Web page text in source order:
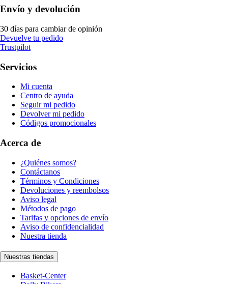
Envío y devolución
30 días para cambiar de opinión
Devuelve tu pedido
Trustpilot
Servicios
Mi cuenta
Centro de ayuda
Seguir mi pedido
Devolver mi pedido
Códigos promocionales
Acerca de
¿Quiénes somos?
Contáctanos
Términos y Condiciones
Devoluciones y reembolsos
Aviso legal
Métodos de pago
Tarifas y opciones de envío
Aviso de confidencialidad
Nuestra tienda
Nuestras tiendas
Basket-Center